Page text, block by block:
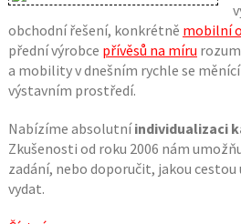
obchodní řešení, konkrétně mobilní
přední výrobce přívěsů na míru
a mobility v dnešním rychle se
výstavním prostředí.
Nabízíme absolutníindividualizaci
Zkušenosti od roku 2006 nám
zadání, nebo doporučit, jakou
vydat.